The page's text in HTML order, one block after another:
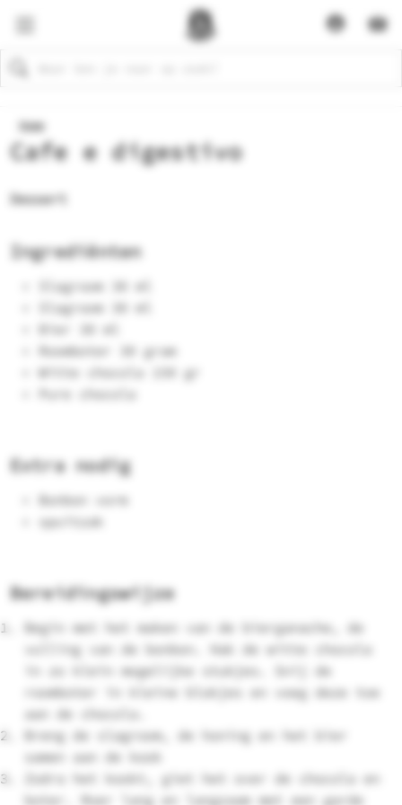
Zoeken
Home
Cafe e digestivo
Dessert
Ingrediënten
Slagroom 30 ml
Slagroom 30 ml
Bier 30 ml
Roomboter 30 gram
Witte chocola 150 gr
Pure chocola
Extra nodig
Bonbon vorm
spuitzak
Bereidingswijze
Begin met het maken van de bierganache, de
vulling van de bonbon. Hak de witte chocola
in zo klein mogelijke stukjes. Snij de
roomboter in kleine blokjes en voeg deze toe
aan de chocola.
Breng de slagroom, de honing en het bier
samen aan de kook
Zodra het kookt, giet het over de chocola en
boter. Roer lang en langzaam met een garde